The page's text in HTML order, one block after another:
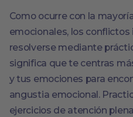
Como ocurre con la
emocionales, los
resolverse mediante
significa que te centras
y tus emociones para
angustia emocional.
ejercicios de atención